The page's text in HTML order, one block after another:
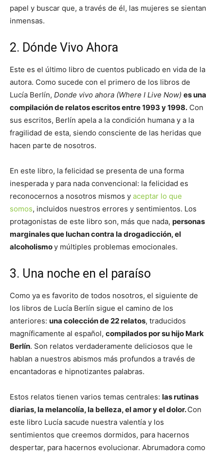
papel y buscar que, a través de él, las mujeres se sientan
inmensas.
2. Dónde Vivo Ahora
Este es el último libro de cuentos publicado en vida de la
autora. Como sucede con el primero de los libros de
Lucía Berlín, Donde vivo ahora (Where I Live Now) es una
compilación de relatos escritos entre 1993 y 1998. Con
sus escritos, Berlín apela a la condición humana y a la
fragilidad de esta, siendo consciente de las heridas que
hacen parte de nosotros.
En este libro, la felicidad se presenta de una forma
inesperada y para nada convencional: la felicidad es
reconocernos a nosotros mismos y aceptar lo que
somos, incluidos nuestros errores y sentimientos. Los
protagonistas de este libro son, más que nada, personas
marginales que luchan contra la drogadicción, el
alcoholismoy múltiples problemas emocionales.
3. Una noche en el paraíso
Como ya es favorito de todos nosotros, el siguiente de
los libros de Lucía Berlín sigue el camino de los
anteriores: una colección de 22 relatos, traducidos
magníficamente al español, compilados por su hijo Mark
Berlín. Son relatos verdaderamente deliciosos que le
hablan a nuestros abismos más profundos a través de
encantadoras e hipnotizantes palabras.
Estos relatos tienen varios temas centrales: las rutinas
diarias, la melancolía, la belleza, el amor y el dolor.Con
este libro Lucía sacude nuestra valentía y los
sentimientos que creemos dormidos, para hacernos
despertar, para hacernos evolucionar. Abrumadora como